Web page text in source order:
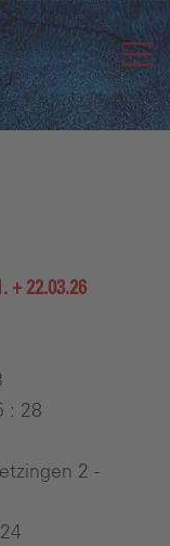
+ 22.03.26
: 28
2 -